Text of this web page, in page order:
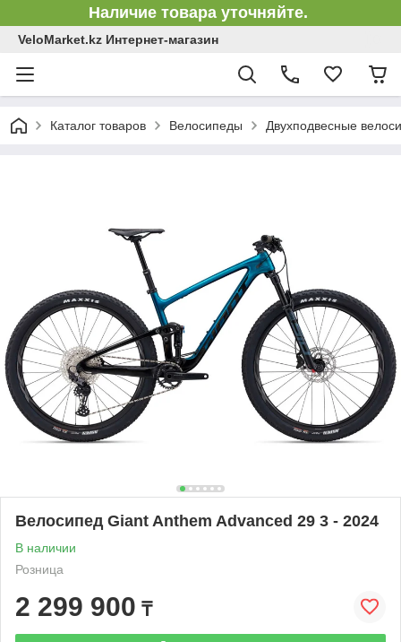
Наличие товара уточняйте.
VeloMarket.kz Интернет-магазин
Каталог товаров Велосипеды Двухподвесные
Велосипед Giant Anthem Advanced 29 3 - 2024
В наличии
Розница
2 299 900 ₸